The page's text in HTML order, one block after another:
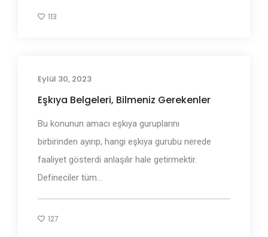
113
Eylül 30, 2023
Eşkıya Belgeleri, Bilmeniz Gerekenler
Bu konunun amacı eşkıya guruplarını
birbirinden ayırıp, hangi eşkıya gurubu nerede
faaliyet gösterdi anlaşılır hale getirmektir.
Defineciler tüm...
127